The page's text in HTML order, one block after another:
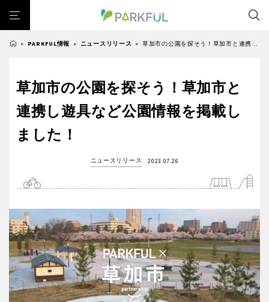
芝生広場 幼児向け 大型遊具 ピックアップ1000公園
テニスコート 野球場 紅葉の名所 バーベキュー
カフェ・レストラン
歴史・文化財 日本庭園
さくら名所100公園
洋式庭園 ドッグラン ローラー滑り台
Pickup 花の名所 プレーパーク 公園グルメ 美術館
インクルーシブパーク 屋根付き遊び場 花菖蒲 キャンプ場
バスケットゴール ふわふわドーム 健康遊具 ゲートボール
スケートパーク ライトアップ イルミネーション イベント
北海道・東北
福島
関東
大型遊具 ピックアップ1000公園
自然が豊か 梅・桜の名所
景色が良い
ランニングコース 動物園・ふれあい
歴史・文化財 日本庭園
紅葉の美しい公園 さくら名所100公園
屋内遊び場 アスレチックコース
バスケットボール 彫刻・アート
> PARKFUL情報 > ニュースリリース > 草加市の公園を探そう！草加市と連携し遊具など公園情報を掲載しました！
草加市の公園を探そう！草加市と
連携し遊具など公園情報を掲載し
ました！
ニュースリリース 2023.07.26